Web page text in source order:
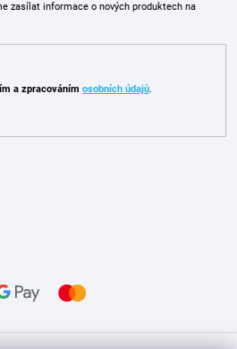
zasílat informace o nových produktech na
a zpracováním osobních údajů.